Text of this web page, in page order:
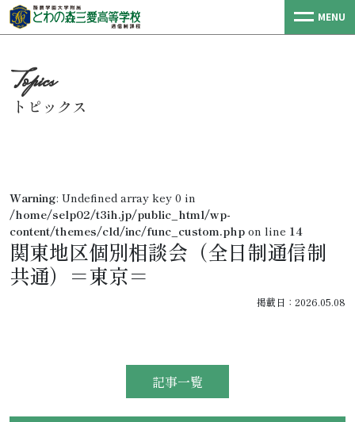
MENU
トピックス
Warning: Undefined array key 0 in
/home/selp02/t3ih.jp/public_html/wp-
content/themes/cld/inc/func_custom.php on line 14
関東地区個別相談会（全日制通信制
共通）＝東京＝
掲載日：2026.05.08
記事一覧